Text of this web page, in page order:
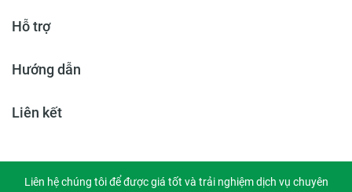
Hỗ trợ
Hướng dẫn
Liên kết
Liên hệ chúng tôi để được giá tốt và trải nghiệm dịch vụ chuyên